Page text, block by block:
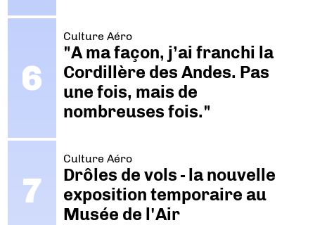
Culture Aéro
"A ma façon, j’ai franchi la
Cordillère des Andes. Pas
une fois, mais de
nombreuses fois."
Culture Aéro
Drôles de vols - la nouvelle
exposition temporaire au
Musée de l'Air